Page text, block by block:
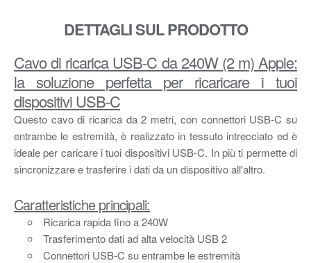
DETTAGLI SUL PRODOTTO
Cavo di ricarica USB-C da 240W (2 m) Apple:
la soluzione perfetta per ricaricare i tuoi
dispositivi USB-C
Questo cavo di ricarica da 2 metri, con connettori USB-C su
entrambe le estremità, è realizzato in tessuto intrecciato ed è
ideale per caricare i tuoi dispositivi USB-C. In più ti permette di
sincronizzare e trasferire i dati da un dispositivo all'altro.
Caratteristiche principali:
Ricarica rapida fino a 240W
Trasferimento dati ad alta velocità USB 2
Connettori USB-C su entrambe le estremità